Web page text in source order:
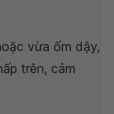
vừa ốm dậy,
trên, cảm